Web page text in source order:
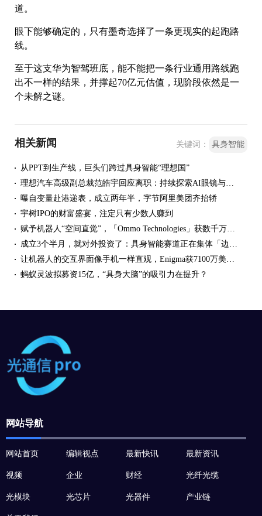
道。
眼下能够确定的，只有墨奇选择了一条更现实的起跑路
线。
至于这支华为智驾班底，能不能把一条行业通用路线跑
出不一样的结果，并撑起70亿元估值，现阶段依然是一
个未解之谜。
相关新闻 关键词： 具身智能
从PPT到生产线，巨头们跨过具身智能“理想国”
曝自变量赴港递表，成立两年半，字节阿里美团齐抬轿
宇树IPO的财富盛宴，注定只有少数人赚到
蚂蚁灵波拟募资15亿，“具身大脑”的吸引力在提升？
网站导航
网站首页 编辑视点 最新快讯 最新资讯
视频 企业 财经 光纤光缆
光模块 光芯片 光器件 产业链